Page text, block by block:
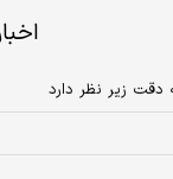
دقت زیر نظر دارد